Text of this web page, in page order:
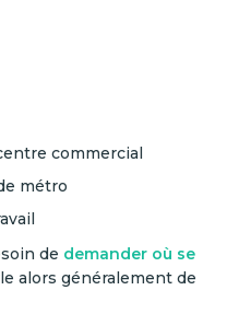
commercial
métro
de demander où se
alors généralement de